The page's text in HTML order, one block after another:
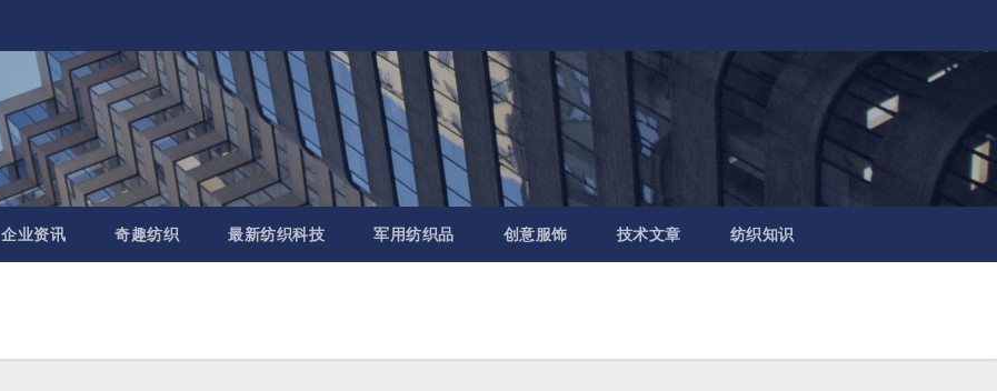
企业资讯 奇趣纺织 最新纺织科技 军用纺织品 创意服饰 技术文章 纺织知识